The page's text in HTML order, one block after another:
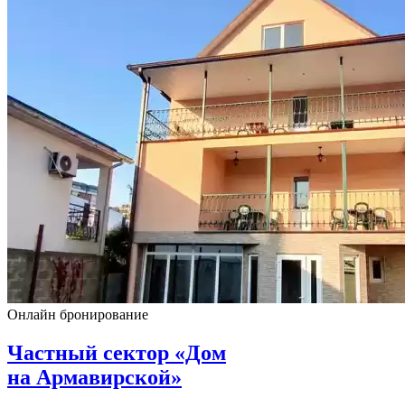
Онлайн бронирование
Частный сектор «Дом
на Армавирской»